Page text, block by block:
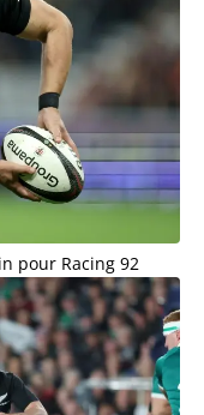
pour Racing 92